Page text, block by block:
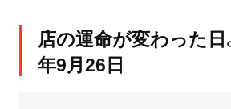
店の運命が変わった
年9月26日